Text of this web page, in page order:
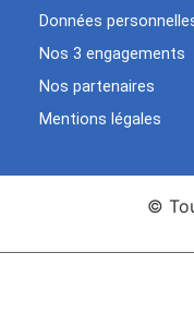
Données
Nos 3 engagements
Nos partenaires
Mentions légales
©